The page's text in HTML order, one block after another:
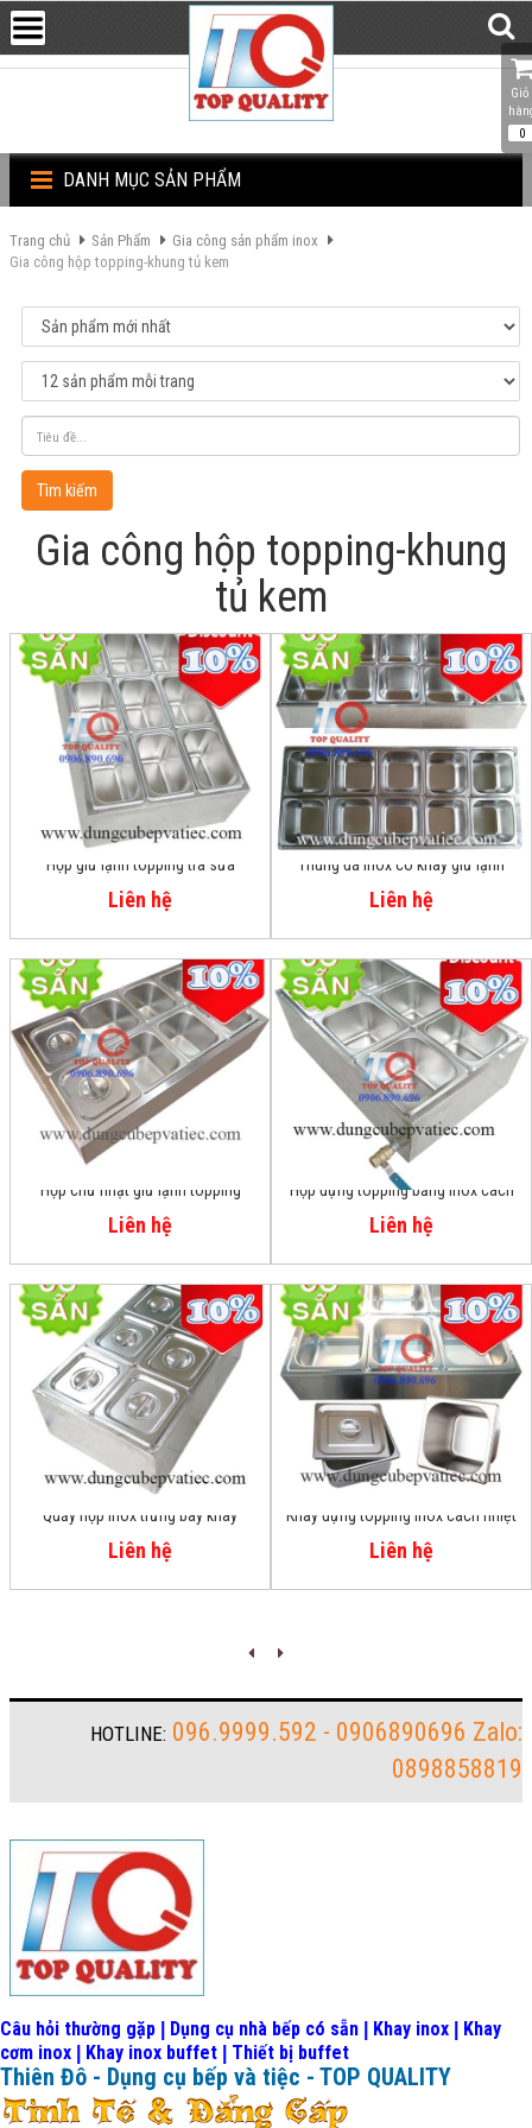
DANH MỤC SẢN PHẨM
Trang chủ Sản Phẩm
Gia công sản phẩm inox
Gia công hộp topping-khung tủ kem
Tìm kiếm
Gia công hộp topping-khung
tủ kem
Hộp giữ lạnh topping trà sữa
Liên hệ
Thùng đá inox có khay giữ lạnh
topping thạch trái cây 10 ô
Liên hệ
Hộp chữ nhật giữ lạnh topping
thạch buffet rau quả
Liên hệ
Hộp đựng topping bằng inox cách
nhiệt 6 khay
Liên hệ
Quầy hộp inox trưng bày khay
topping thạch trà sữa
Liên hệ
Khay đựng topping inox cách nhiệt
6 khay có nắp
Liên hệ
HOTLINE: 096.9999.592 - 0906890696 Zalo:
0898858819
Câu hỏi thường gặp Dụng cụ nhà bếp có sẵn Khay inox
Khay
cơm inox
Khay inox buffet Thiết bị buffet
Thiên Đô - Dụng cụ bếp và tiệc - TOP QUALITY
Giỏ
0